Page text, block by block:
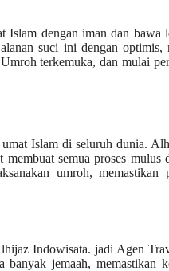
Islam dengan iman dan bawa
suci ini dengan optimis,
terkemuka, dan mulai
Islam di seluruh dunia.
semua proses mulus
umroh, memastikan
Indowisata. jadi Agen
jemaah, memastikan